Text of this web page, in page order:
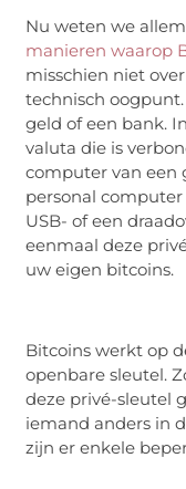
Nu weten we
manieren waarop
misschien niet
technisch
geld of een bank.
valuta die is
computer van een
personal
USB- of een
eenmaal deze
uw eigen bitcoins.
Bitcoins werkt op
openbare sleutel.
deze privé-sleutel
iemand anders in
zijn er enkele